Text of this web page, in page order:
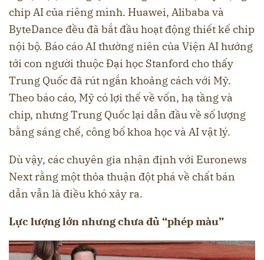
chip AI của riêng mình. Huawei, Alibaba và
ByteDance đều đã bắt đầu hoạt động thiết kế chip
nội bộ. Báo cáo AI thường niên của Viện AI hướng
tới con người thuộc Đại học Stanford cho thấy
Trung Quốc đã rút ngắn khoảng cách với Mỹ.
Theo báo cáo, Mỹ có lợi thế về vốn, hạ tầng và
chip, nhưng Trung Quốc lại dẫn đầu về số lượng
bằng sáng chế, công bố khoa học và AI vật lý.
Dù vậy, các chuyên gia nhận định với Euronews
Next rằng một thỏa thuận đột phá về chất bán
dẫn vẫn là điều khó xảy ra.
Lực lượng lớn nhưng chưa đủ “phép màu”